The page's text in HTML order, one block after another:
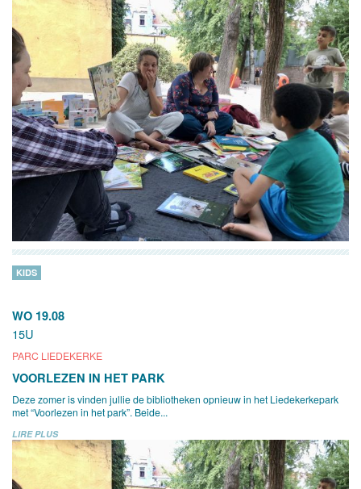
WO 19.08
15U
PARC LIEDEKERKE
KIDS
VOORLEZEN IN HET PARK
Deze zomer is vinden jullie de bibliotheken opnieuw in het Liedekerkepark
met “Voorlezen in het park”. Beide...
LIRE PLUS